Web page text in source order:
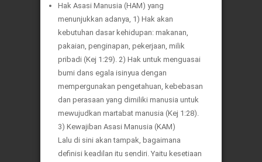
Hak Asasi Manusia (HAM) yang
menunjukkan adanya, 1) Hak akan
kebutuhan dasar kehidupan: makanan,
pakaian, penginapan, pekerjaan, milik
pribadi (Kej 1:29). 2) Hak untuk menguasai
bumi dans egala isinyua dengan
mempergunakan pengetahuan, kebebasan
dan perasaan yang dimiliki manusia untuk
mewujudkan martabat manusia (Kej 1:28).
3) Kewajiban Asasi Manusia (KAM)
Lalu di sini akan tampak, bagaimana
definisi keadilan itu sendiri. Yaitu kesetiaan